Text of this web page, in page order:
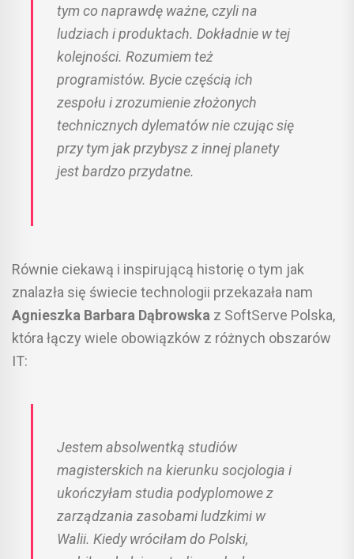
tym co naprawdę ważne, czyli na
ludziach i produktach. Dokładnie w tej
kolejności. Rozumiem też
programistów. Bycie częścią ich
zespołu i zrozumienie złożonych
technicznych dylematów nie czując się
przy tym jak przybysz z innej planety
jest bardzo przydatne.
Równie ciekawą i inspirującą historię o tym jak
znalazła się świecie technologii przekazała nam
Agnieszka Barbara Dąbrowska z SoftServe Polska,
która łączy wiele obowiązków z różnych obszarów
IT:
Jestem absolwentką studiów
magisterskich na kierunku socjologia i
ukończyłam studia podyplomowe z
zarządzania zasobami ludzkimi w
Walii. Kiedy wróciłam do Polski,